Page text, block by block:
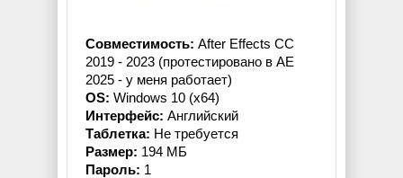
Совместимость: After Effects CC
2019 - 2023 (протестировано в AE
2025 - у меня работает)
OS: Windows 10 (x64)
Интерфейс: Английский
Таблетка: Не требуется
Размер: 194 МБ
Пароль: 1